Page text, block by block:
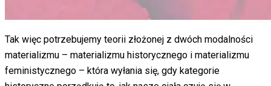
Tak więc potrzebujemy teorii złożonej z dwóch modalności
materializmu – materializmu historycznego i materializmu
feministycznego – która wyłania się, gdy kategorie